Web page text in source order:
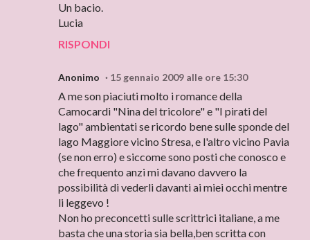
Un bacio.
Lucia
RISPONDI
Anonimo 15 gennaio 2009 alle ore 15:30
A me son piaciuti molto i romance della
Camocardi "Nina del tricolore" e "I pirati del
lago" ambientati se ricordo bene sulle sponde del
lago Maggiore vicino Stresa, e l'altro vicino Pavia
(se non erro) e siccome sono posti che conosco e
che frequento anzi mi davano davvero la
possibilità di vederli davanti ai miei occhi mentre
li leggevo !
Non ho preconcetti sulle scrittrici italiane, a me
basta che una storia sia bella,ben scritta con